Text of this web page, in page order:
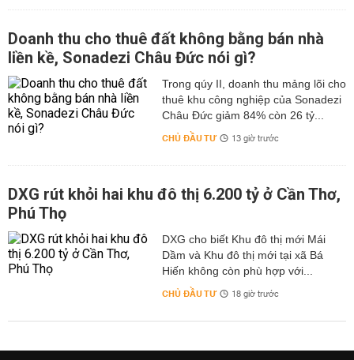
Doanh thu cho thuê đất không bằng bán nhà
liền kề, Sonadezi Châu Đức nói gì?
Trong qúy II, doanh thu mảng lõi cho
thuê khu công nghiệp của Sonadezi
Châu Đức giảm 84% còn 26 tỷ...
CHỦ ĐẦU TƯ 13 giờ trước
DXG rút khỏi hai khu đô thị 6.200 tỷ ở Cần Thơ,
Phú Thọ
DXG cho biết Khu đô thị mới Mái
Dầm và Khu đô thị mới tại xã Bá
Hiến không còn phù hợp với...
CHỦ ĐẦU TƯ 18 giờ trước